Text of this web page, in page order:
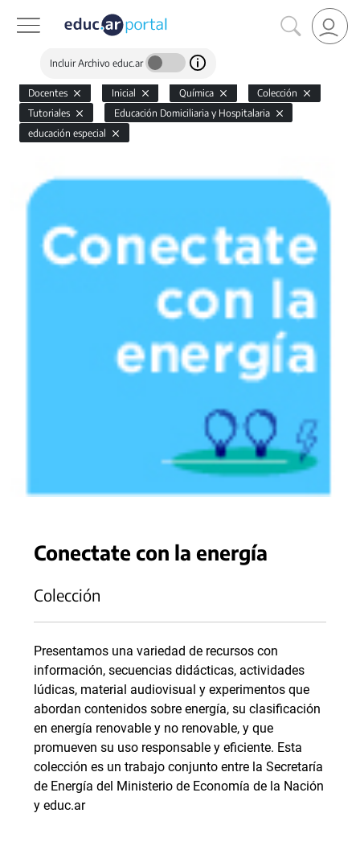
Incluir Archivo educ.ar
Docentes Inicial Química
Colección
Tutoriales
Educación Domiciliaria y Hospitalaria
educación especial
Conectate con la energía
Colección
Presentamos una variedad de recursos con
información, secuencias didácticas, actividades
lúdicas, material audiovisual y experimentos que
abordan contenidos sobre energía, su clasificación
en energía renovable y no renovable, y que
promueven su uso responsable y eficiente. Esta
colección es un trabajo conjunto entre la Secretaría
de Energía del Ministerio de Economía de la Nación
y educ.ar